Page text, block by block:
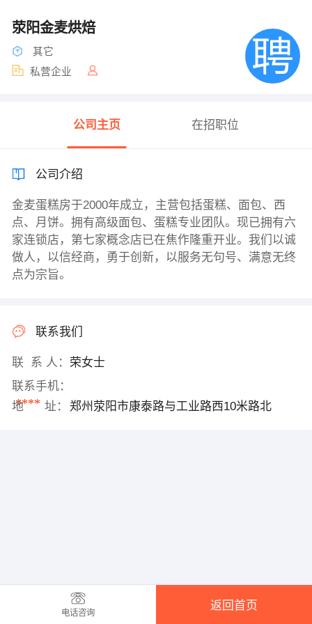
荥阳金麦烘焙
其它
私营企业
公司主页 在招职位
公司介绍
金麦蛋糕房于2000年成立，主营包括蛋糕、面包、西
点、月饼。拥有高级面包、蛋糕专业团队。现已拥有六
家连锁店，第七家概念店已在焦作隆重开业。我们以诚
做人，以信经商，勇于创新，以服务无句号、满意无终
点为宗旨。
联系我们
联 系 人： 荣女士
联系手机：
****
地 址： 郑州荥阳市康泰路与工业路西10米路北
电话咨询
返回首页